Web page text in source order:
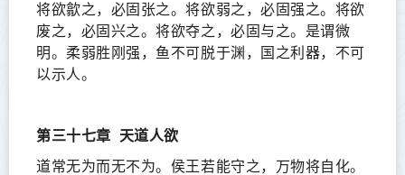
将欲歙之，必固张之。将欲弱之，必固强之。将欲
废之，必固兴之。将欲夺之，必固与之。是谓微
明。柔弱胜刚强，鱼不可脱于渊，国之利器，不可
以示人。
第三十七章
天道人欲
道常无为而无不为。侯王若能守之，万物将自化。